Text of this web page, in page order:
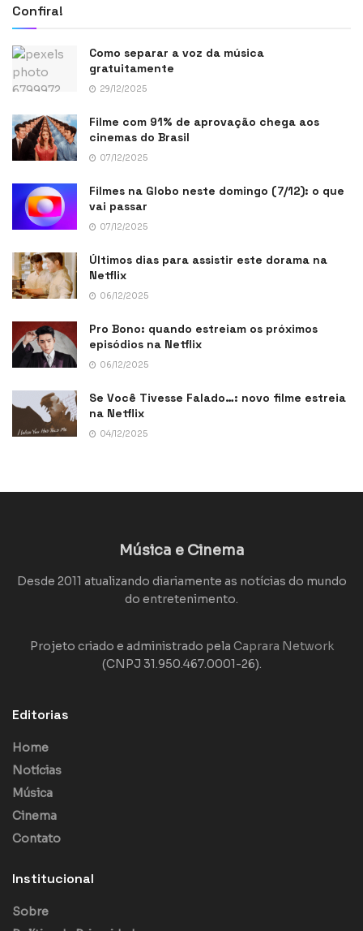
Confira!
Como separar a voz da música
gratuitamente
29/12/2025
Filme com 91% de aprovação chega aos
cinemas do Brasil
07/12/2025
Filmes na Globo neste domingo (7/12): o que
vai passar
07/12/2025
Últimos dias para assistir este dorama na
Netflix
06/12/2025
Pro Bono: quando estreiam os próximos
episódios na Netflix
06/12/2025
Se Você Tivesse Falado…: novo filme estreia
na Netflix
04/12/2025
Música e Cinema
Desde 2011 atualizando diariamente as notícias do mundo
do entretenimento.
Projeto criado e administrado pela Caprara Network
(CNPJ 31.950.467.0001-26).
Editorias
Home
Notícias
Música
Cinema
Contato
Institucional
Sobre